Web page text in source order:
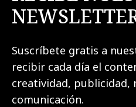
Suscríbete gratis a
recibir cada día el
creatividad, publicidad,
comunicación.